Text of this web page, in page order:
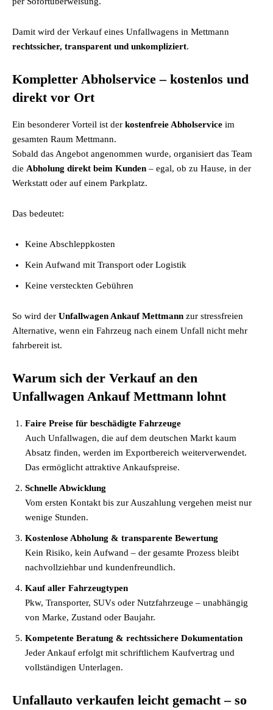
Damit wird der Verkauf eines Unfallwagens in Mettmann
rechtssicher, transparent und unkompliziert.
Kompletter Abholservice – kostenlos und
direkt vor Ort
Ein besonderer Vorteil ist der kostenfreie Abholservice im
gesamten Raum Mettmann.
Sobald das Angebot angenommen wurde, organisiert das Team
die Abholung direkt beim Kunden – egal, ob zu Hause, in der
Werkstatt oder auf einem Parkplatz.
Das bedeutet:
Keine Abschleppkosten
Kein Aufwand mit Transport oder Logistik
Keine versteckten Gebühren
So wird der Unfallwagen Ankauf Mettmann zur stressfreien
Alternative, wenn ein Fahrzeug nach einem Unfall nicht mehr
fahrbereit ist.
Warum sich der Verkauf an den
Unfallwagen Ankauf Mettmann lohnt
Faire Preise für beschädigte Fahrzeuge
Auch Unfallwagen, die auf dem deutschen Markt kaum
Absatz finden, werden im Exportbereich weiterverwendet.
Das ermöglicht attraktive Ankaufspreise.
Schnelle Abwicklung
Vom ersten Kontakt bis zur Auszahlung vergehen meist nur
wenige Stunden.
Kostenlose Abholung & transparente Bewertung
Kein Risiko, kein Aufwand – der gesamte Prozess bleibt
nachvollziehbar und kundenfreundlich.
Kauf aller Fahrzeugtypen
Pkw, Transporter, SUVs oder Nutzfahrzeuge – unabhängig
von Marke, Zustand oder Baujahr.
Kompetente Beratung & rechtssichere Dokumentation
Jeder Ankauf erfolgt mit schriftlichem Kaufvertrag und
vollständigen Unterlagen.
Unfallauto verkaufen leicht gemacht – so